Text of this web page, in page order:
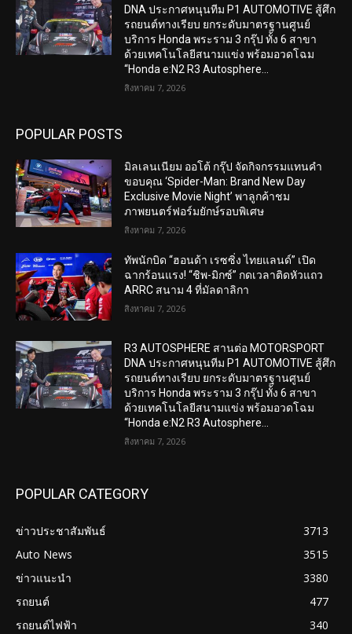
DNA ประกาศหนุนทีม P1 AUTOMOTIVE สู้ศึก
รถยนต์ทางเรียบ ยกระดับมาตรฐานศูนย์
บริการ Honda พระราม 3 กรุ๊ป ทั้ง 6 สาขา
ด้วยเทคโนโลยีสนามแข่ง พร้อมอวดโฉม
“Honda e:N2 R3 Autosphere...
สิงหาคม 7, 2026
POPULAR POSTS
มิลเลนเนียม ออโต้ กรุ๊ป จัดกิจกรรมแทนคำ
ขอบคุณ ‘Spider-Man: Brand New Day
Exclusive Movie Night’ พาลูกค้าชม
ภาพยนตร์ฟอร์มยักษ์รอบพิเศษ
สิงหาคม 7, 2026
ทัพนักบิด “ฮอนด้า เรซซิ่ง ไทยแลนด์” เปิด
ฉากร้อนแรง! “ชิพ-มิกซ์” กดเวลาติดหัวแถว
ARRC สนาม 4 ที่มัลดาลิกา
สิงหาคม 7, 2026
R3 AUTOSPHERE สานต่อ MOTORSPORT
DNA ประกาศหนุนทีม P1 AUTOMOTIVE สู้ศึก
รถยนต์ทางเรียบ ยกระดับมาตรฐานศูนย์
บริการ Honda พระราม 3 กรุ๊ป ทั้ง 6 สาขา
ด้วยเทคโนโลยีสนามแข่ง พร้อมอวดโฉม
“Honda e:N2 R3 Autosphere...
สิงหาคม 7, 2026
POPULAR CATEGORY
ข่าวประชาสัมพันธ์
3713
Auto News
3515
ข่าวแนะนำ
3380
รถยนต์
477
รถยนต์ไฟฟ้า
340